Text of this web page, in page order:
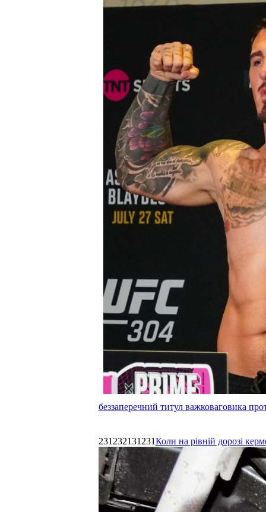
беззаперечний титул важковаговика
231232131231Коли на рівній дорозі